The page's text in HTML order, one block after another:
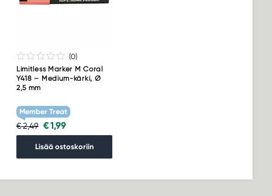
(0)
Limitless Marker M Coral
Y418 – Medium-kärki, Ø
2,5 mm
Member Treat
€ 2,49 € 1,99
Lisää ostoskoriin